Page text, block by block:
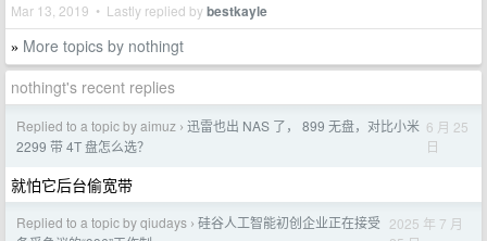
Mar 13, 2019 • Lastly replied bybestkayle
» More topics by nothingt
nothingt's recent replies
Replied to a topic by aimuz › 迅雷也出 NAS 了， 899 无盘，对比小米
2299 带 4T 盘怎么选？
6 月 25
日
就怕它后台偷宽带
Replied to a topic by qiudays › 硅谷人工智能初创企业正在接受 2025 年 7 月